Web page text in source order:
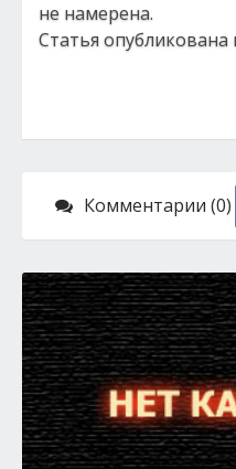
не намерена.
Статья опубликована
Комментарии (0)